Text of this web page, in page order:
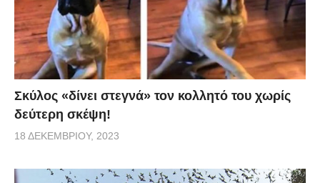
Σκύλος «δίνει στεγνά» τον κολλητό του χωρίς
δεύτερη σκέψη!
18 ΔΕΚΕΜΒΡΊΟΥ, 2023